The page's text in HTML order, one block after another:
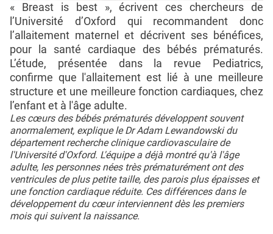
« Breast is best », écrivent ces chercheurs de
l’Université d’Oxford qui recommandent donc
l’allaitement maternel et décrivent ses bénéfices,
pour la santé cardiaque des bébés prématurés.
L’étude, présentée dans la revue Pediatrics,
confirme que l'allaitement est lié à une meilleure
structure et une meilleure fonction cardiaques, chez
l’enfant et à l'âge adulte.
Les cœurs des bébés prématurés développent souvent
anormalement, explique le Dr Adam Lewandowski du
département recherche clinique cardiovasculaire de
l'Université d'Oxford. L'équipe a déjà montré qu'à l'âge
adulte, les personnes nées très prématurément ont des
ventricules de plus petite taille, des parois plus épaisses et
une fonction cardiaque réduite. Ces différences dans le
développement du cœur interviennent dès les premiers
mois qui suivent la naissance.